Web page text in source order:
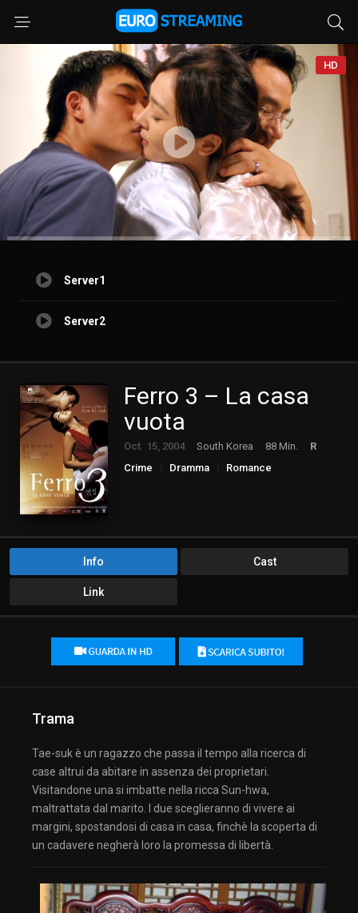
HD
Server1
Server2
Ferro 3 – La casa
vuota
Oct. 15, 2004 South Korea 88 Min.
R
Crime
Dramma Romance
Info Cast
Link
Trama
Tae-suk è un ragazzo che passa il tempo alla ricerca di
case altrui da abitare in assenza dei proprietari.
Visitandone una si imbatte nella ricca Sun-hwa,
maltrattata dal marito. I due sceglieranno di vivere ai
margini, spostandosi di casa in casa, finchè la scoperta di
un cadavere negherà loro la promessa di libertà.